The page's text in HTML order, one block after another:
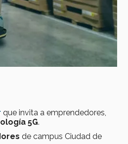
que invita a emprendedores,
5G.
de campus Ciudad de